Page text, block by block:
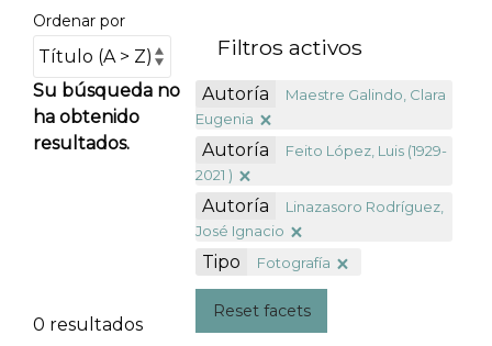
Ordenar por
Su búsqueda no
ha obtenido
resultados.
0 resultados
Filtros activos
Autoría
Maestre Galindo, Clara
Eugenia
Autoría
Feito López, Luis (1929-
2021 )
Autoría
Linazasoro Rodríguez,
José Ignacio
Tipo Fotografía
Reset facets